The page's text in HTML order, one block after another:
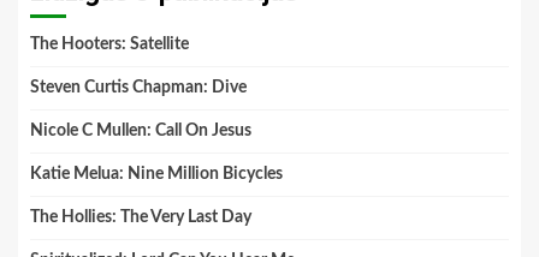
The Hooters: Satellite
Steven Curtis Chapman: Dive
Nicole C Mullen: Call On Jesus
Katie Melua: Nine Million Bicycles
The Hollies: The Very Last Day